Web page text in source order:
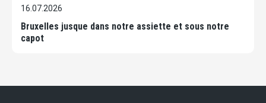
16.07.2026
Bruxelles jusque dans notre assiette et sous notre
capot